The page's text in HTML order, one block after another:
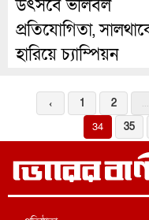
উৎসবে ভলিবল
প্রতিযোগিতা,
হারিয়ে চ্যাম্পিয়ন
‹ 1 2 ...
34
35